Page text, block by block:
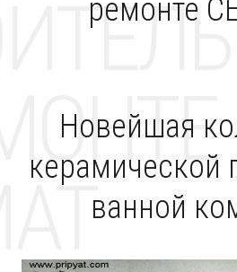
ремонте
Новейшая
керамической
ванной